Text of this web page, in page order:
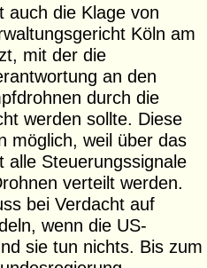
auch die Klage von
Köln am
mit der die
an den
durch die
werden sollte. Diese
möglich, weil über das
alle Steuerungssignale
verteilt werden.
bei Verdacht auf
wenn die US-
sie tun nichts. Bis zum